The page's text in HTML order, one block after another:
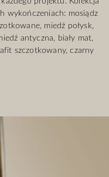
wykończeniach: mosiądz
miedź połysk,
antyczna, biały mat,
szczotkowany, czarny